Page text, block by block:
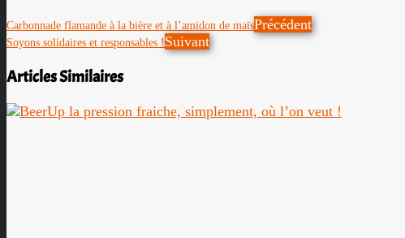
Carbonnade flamande à la bière et à l’amidon de maïsPrécédent
Soyons solidaires et responsables ! Suivant
Articles Similaires